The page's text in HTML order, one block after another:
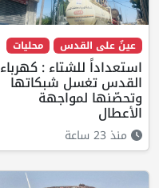
عينٌ على القدس محليات
استعداداً للشتاء : كهرباء
القدس تغسل شبكاتها
وتحصّنها لمواجهة
الأعطال
منذ 23 ساعة